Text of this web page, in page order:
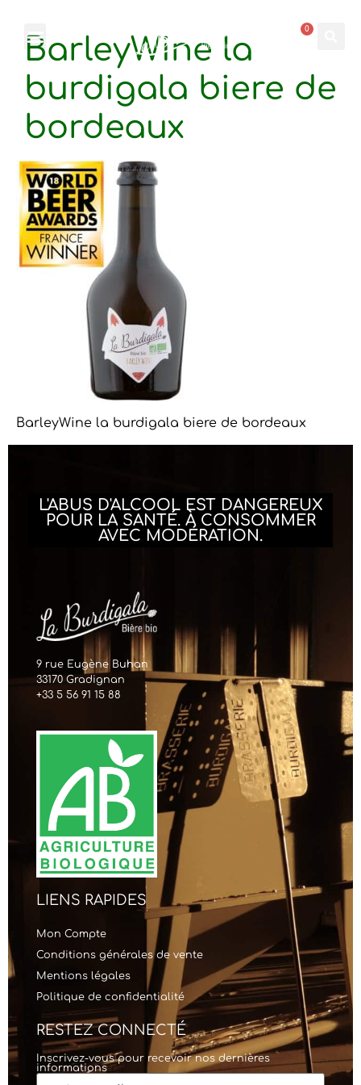
0
BarleyWine la
burdigala biere de
bordeaux
BarleyWine la burdigala biere de bordeaux
L'ABUS D'ALCOOL EST DANGEREUX
POUR LA SANTÉ. À CONSOMMER
AVEC MODÉRATION.
9 rue Eugène Buhan
33170 Gradignan
+33 5 56 91 15 88
LIENS RAPIDES
Mon Compte
Conditions générales de vente
Mentions légales
Politique de confidentialité
RESTEZ CONNECTÉ
Inscrivez-vous pour recevoir nos dernières
informations